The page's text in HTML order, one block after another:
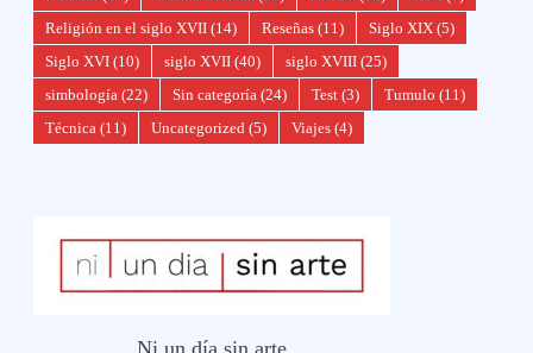
Religión en el siglo XVII (14) Reseñas (11) Siglo XIX (5)
Siglo XVI (10) siglo XVII (40) siglo XVIII (25)
simbología (22) Sin categoría (24) Test (3) Tumulo (11)
Técnica (11) Uncategorized (5) Viajes (4)
Ni un día sin arte